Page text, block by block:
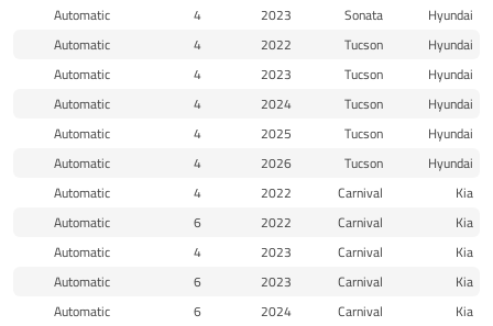
Hyundai
Sonata
2023
4
Automatic
Hyundai
Tucson
2022
4
Automatic
Hyundai
Tucson
2023
4
Automatic
Hyundai
Tucson
2024
4
Automatic
Hyundai
Tucson
2025
4
Automatic
Hyundai
Tucson
2026
4
Automatic
Kia
Carnival
2022
4
Automatic
Kia
Carnival
2022
6
Automatic
Kia
Carnival
2023
4
Automatic
Kia
Carnival
2023
6
Automatic
Kia
Carnival
2024
6
Automatic